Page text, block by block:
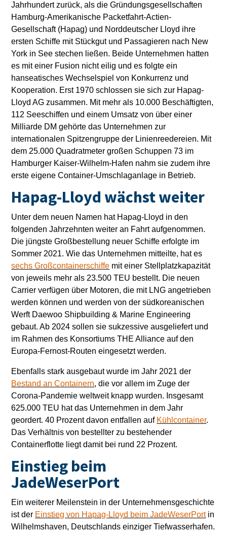
Jahrhundert zurück, als die Gründungsgesellschaften
Hamburg-Amerikanische Packetfahrt-Actien-
Gesellschaft (Hapag) und Norddeutscher Lloyd ihre
ersten Schiffe mit Stückgut und Passagieren nach New
York in See stechen ließen. Beide Unternehmen hatten
es mit einer Fusion nicht eilig und es folgte ein
hanseatisches Wechselspiel von Konkurrenz und
Kooperation. Erst 1970 schlossen sie sich zur Hapag-
Lloyd AG zusammen. Mit mehr als 10.000 Beschäftigten,
112 Seeschiffen und einem Umsatz von über einer
Milliarde DM gehörte das Unternehmen zur
internationalen Spitzengruppe der Linienreedereien. Mit
dem 25.000 Quadratmeter großen Schuppen 73 im
Hamburger Kaiser-Wilhelm-Hafen nahm sie zudem ihre
erste eigene Container-Umschlaganlage in Betrieb.
Hapag-Lloyd wächst weiter
Unter dem neuen Namen hat Hapag-Lloyd in den
folgenden Jahrzehnten weiter an Fahrt aufgenommen.
Die jüngste Großbestellung neuer Schiffe erfolgte im
Sommer 2021. Wie das Unternehmen mitteilte, hat es
sechs Großcontainerschiffe mit einer Stellplatzkapazität
von jeweils mehr als 23.500 TEU bestellt. Die neuen
Carrier verfügen über Motoren, die mit LNG angetrieben
werden können und werden von der südkoreanischen
Werft Daewoo Shipbuilding & Marine Engineering
gebaut. Ab 2024 sollen sie sukzessive ausgeliefert und
im Rahmen des Konsortiums THE Alliance auf den
Europa-Fernost-Routen eingesetzt werden.
Ebenfalls stark ausgebaut wurde im Jahr 2021 der
Bestand an Containern, die vor allem im Zuge der
Corona-Pandemie weltweit knapp wurden. Insgesamt
625.000 TEU hat das Unternehmen in dem Jahr
geordert. 40 Prozent davon entfallen auf Kühlcontainer.
Das Verhältnis von bestellter zu bestehender
Containerflotte liegt damit bei rund 22 Prozent.
Einstieg beim
JadeWeserPort
Ein weiterer Meilenstein in der Unternehmensgeschichte
ist der Einstieg von Hapag-Lloyd beim JadeWeserPortin
Wilhelmshaven, Deutschlands einziger Tiefwasserhafen.